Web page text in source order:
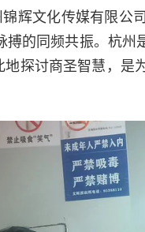
辉文化传媒有限公
的同频共振。杭州
探讨商圣智慧，是